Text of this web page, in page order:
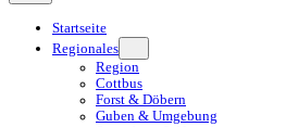
Startseite
Regionales
Region
Cottbus
Forst & Döbern
Guben & Umgebung